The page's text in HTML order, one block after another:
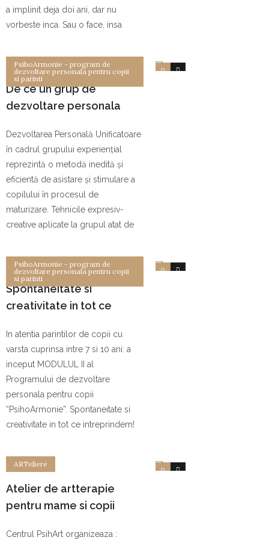
a implinit deja doi ani, dar nu
vorbeste inca. Sau o face, insa
0 0
PsihoArmonie - program de
dezvoltare personala pentru copii
si parinti
De ce un grup de
dezvoltare personala
Dezvoltarea Personală Unificatoare
în cadrul grupului experienţial
reprezintă o metodă inedită şi
eficientă de asistare şi stimulare a
copilului în procesul de
maturizare. Tehnicile expresiv-
creative aplicate la grupul atat de
0 0
PsihoArmonie - program de
dezvoltare personala pentru copii
si parinti
Spontaneitate si
creativitate in tot ce
al programului
PsihoArmonie (martie –
mai. 2013)
In atentia parintilor de copii cu
varsta cuprinsa intre 7 si 10 ani: a
inceput MODULUL II al
Programului de dezvoltare
personala pentru copii
“PsihoArmonie”. Spontaneitate si
creativitate in tot ce intreprindem!
0 0
ARTeliere
Atelier de artterapie
pentru mame si copii
Centrul PsihArt organizeaza :